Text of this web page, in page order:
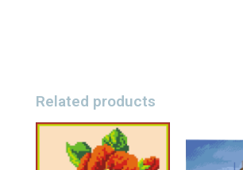
Related products